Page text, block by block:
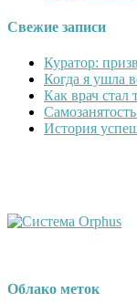
Свежие записи
Куратор:
Когда я ушла
Как врач стал
История
Облако меток